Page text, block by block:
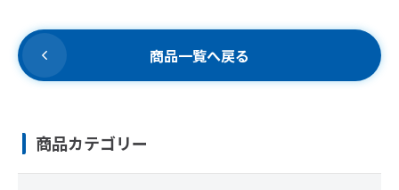
商品一覧へ戻る
商品カテゴリー